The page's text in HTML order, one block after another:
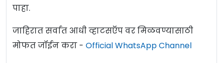
पाहा.
जाहिरात सर्वात आधी व्हाटसऍप वर मिळवण्यासाठी
मोफत जॉईन करा - Official WhatsApp Channel